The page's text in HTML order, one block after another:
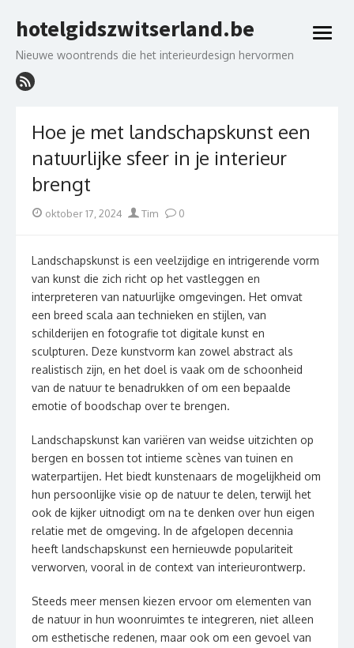
to
hotelgidszwitserland.be
Nieuwe woontrends die het interieurdesign hervormen
open
Hoe je met landschapskunst een
natuurlijke sfeer in je interieur
brengt
Posted
oktober 17, 2024 Author
Tim 0
Landschapskunst is een veelzijdige en intrigerende vorm
van kunst die zich richt op het vastleggen en
interpreteren van natuurlijke omgevingen. Het omvat
een breed scala aan technieken en stijlen, van
schilderijen en fotografie tot digitale kunst en
sculpturen. Deze kunstvorm kan zowel abstract als
realistisch zijn, en het doel is vaak om de schoonheid
van de natuur te benadrukken of om een bepaalde
emotie of boodschap over te brengen.
Landschapskunst kan variëren van weidse uitzichten op
bergen en bossen tot intieme scènes van tuinen en
waterpartijen. Het biedt kunstenaars de mogelijkheid om
hun persoonlijke visie op de natuur te delen, terwijl het
ook de kijker uitnodigt om na te denken over hun eigen
relatie met de omgeving. In de afgelopen decennia
heeft landschapskunst een hernieuwde populariteit
verworven, vooral in de context van interieurontwerp.
Steeds meer mensen kiezen ervoor om elementen van
de natuur in hun woonruimtes te integreren, niet alleen
om esthetische redenen, maar ook om een gevoel van